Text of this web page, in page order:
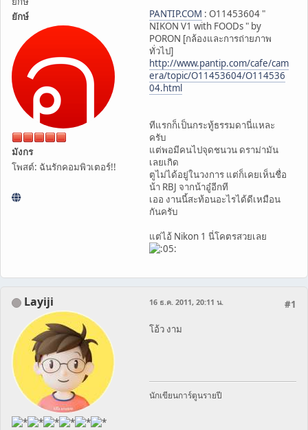
ยักษ์
มังกร
โพสต์: ฉันรักคอมพิวเตอร์!!
PANTIP.COM : O11453604 "
NIKON V1 with FOODs " by
PORON [กล้องและการถ่ายภาพ
ทั่วไป]
http://www.pantip.com/cafe/cam
era/topic/O11453604/O114536
04.html
ทีแรกก็เป็นกระทู้ธรรมดานี่แหละ
ครับ
แต่พอมีคนไปจุดชนวน ดราม่ามัน
เลยเกิด
ตูไม่ได้อยู่ในวงการ แต่ก็เคยเห็นชื่อ
น้า RBJ จากน้าอู๋อีกที
เออ งานนี้สะท้อนอะไรได้ดีเหมือน
กันครับ
แต่ไอ้ Nikon 1 นี่โคตรสวยเลย
Layiji #1
16 ธ.ค. 2011, 20:11 น.
โอ้ว งาม
นักเขียนการ์ตูนรายปี